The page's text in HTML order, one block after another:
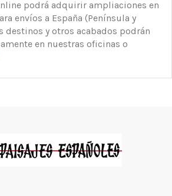
podrá adquirir ampliaciones en
envíos a España (Península y
destinos y otros acabados podrán
en nuestras oficinas o